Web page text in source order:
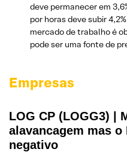
deve permanecer em
por horas deve subir
mercado de trabalho é
pode ser uma fonte de
Empresas
LOG CP (LOGG3) |
alavancagem mas o
negativo